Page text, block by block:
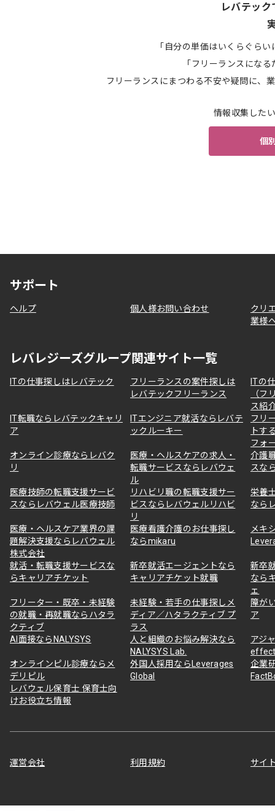
レバテッ
「自分の単価はいくらぐら
「フリーランスにな
フリーランスにまつわる不安や疑問に、
情報収集した
個
サポート
ヘルプ 個人様お問い合わせ
クリ
業様
レバレジーズグループ関連サイト一覧
ITの仕事探しはレバテック
フリーランスの案件探しは
レバテックフリーランス
ITの
（フ
ス紹
IT転職ならレバテックキャリ
ア
ITエンジニア就活ならレバテ
ックルーキー
フリ
トす
フォ
オンライン診療ならレバク
リ
医療・ヘルスケアの求人・
転職サービスならレバウェ
ル
介護
スな
医療技師の転職支援サービ
スならレバウェル医療技師
リハビリ職の転職支援サー
ビスならレバウェルリハビ
リ
栄養
なら
医療・ヘルスケア業界の課
題解決支援ならレバウェル
株式会社
医療看護介護のお仕事探し
ならmikaru
メキ
就活・転職支援サービスな
らキャリアチケット
新卒就活エージェントなら
キャリアチケット就職
新卒
なら
ェ
フリーター・既卒・未経験
の就職・再就職ならハタラ
クティブ
未経験・若手の仕事探しメ
ディア／ハタラクティブ プ
ラス
障が
ア
AI面接ならNALYSYS
人と組織のお悩み解決なら
NALYSYS Lab.
アジ
オンラインピル診療ならメ
デリピル
外国人採用ならLeverages
Global
企業
レバウェル保育士 保育士向
けお役立ち情報
運営会社 利用規約 サイ